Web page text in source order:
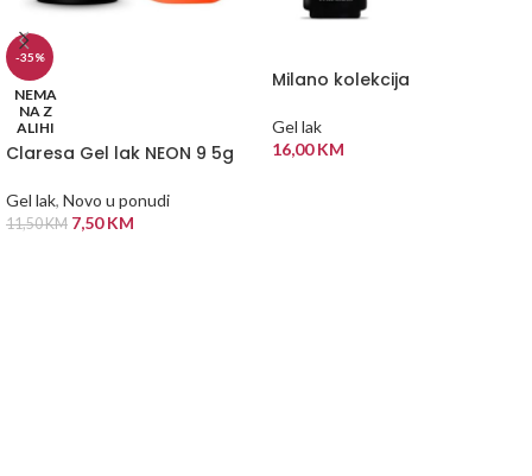
-35%
NEMA
NA Z
ALIHI
Claresa Gel lak NEON 9 5g
Gel lak, Novo u ponudi
11,50KM 7,50KM
Milano kolekcija
Gel lak
16,00KM